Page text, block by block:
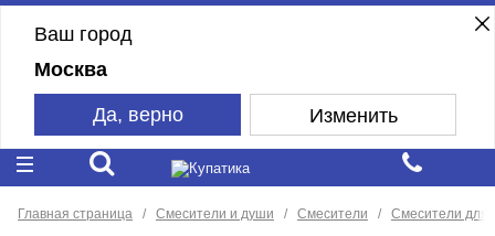
Ваш город
Москва
Да, верно Изменить
Главная страница Смесители и души Смесители Смесители для